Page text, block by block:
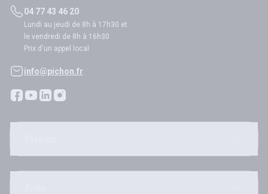
04 77 43 46 20
Lundi au jeudi de 8h à 17h30 et
le vendredi de 8h à 16h30
Prix d'un appel local
info@pichon.fr